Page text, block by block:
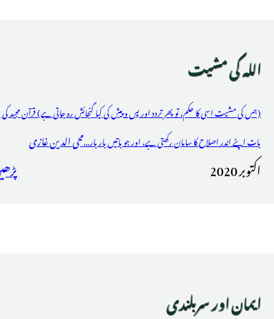
اللہ کی مشیت
(جس کی مشیت اسی کا حکم، تو پھر تردد اور پس وپیش کی کیا گنجائش رہ جاتی ہے) قرآن مجید کی
بات اپنے اندر اصلاح کا سامان رکھتی ہے، اور جو باتیں بار بار...محی الدین غازی
اکتوبر 2020
ایمان اور سربلندی